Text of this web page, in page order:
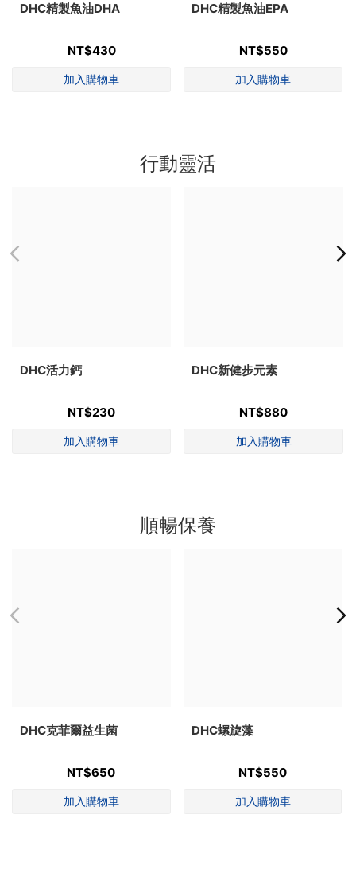
DHC精製魚油DHA
NT$430
DHC精製魚油EPA
NT$550
行動靈活
DHC活力鈣
NT$230
DHC新健步元素
NT$880
順暢保養
DHC克菲爾益生菌
NT$650
DHC螺旋藻
NT$550